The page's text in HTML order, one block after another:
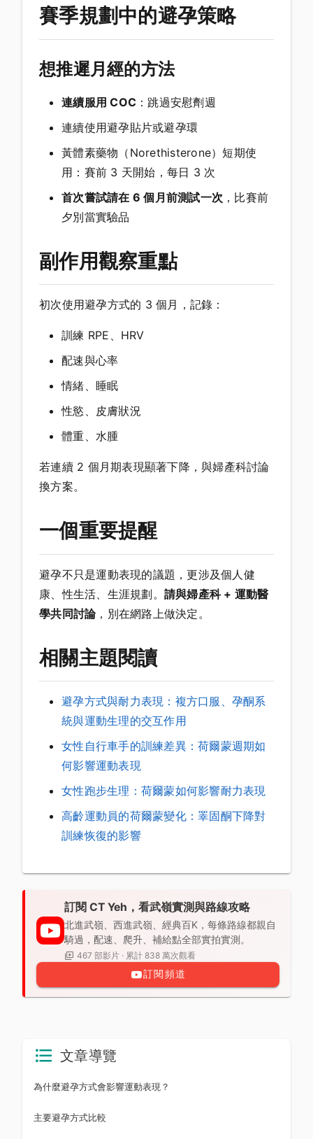
賽季規劃中的避孕策略
想推遲月經的方法
連續服用 COC ：跳過安慰劑週
連續使用避孕貼片或避孕環
黃體素藥物（Norethisterone）短期使
用：賽前 3 天開始，每日 3 次
首次嘗試請在 6 個月前測試一次 ，比賽前
夕別當實驗品
副作用觀察重點
初次使用避孕方式的 3 個月，記錄：
訓練 RPE、HRV
配速與心率
情緒、睡眠
性慾、皮膚狀況
體重、水腫
若連續 2 個月期表現顯著下降，與婦產科討論
換方案。
一個重要提醒
避孕不只是運動表現的議題，更涉及個人健
康、性生活、生涯規劃。 請與婦產科 + 運動醫
學共同討論，別在網路上做決定。
相關主題閱讀
避孕方式與耐力表現：複方口服、孕酮系
統與運動生理的交互作用
女性自行車手的訓練差異：荷爾蒙週期如
何影響運動表現
女性跑步生理：荷爾蒙如何影響耐力表現
高齡運動員的荷爾蒙變化：睪固酮下降對
訓練恢復的影響
訂閱 CT Yeh，看武嶺實測與路線攻略
北進武嶺、西進武嶺、經典百K，每條路線都親自
騎過，配速、爬升、補給點全部實拍實測。
467 部影片 · 累計 838 萬次觀看
訂閱頻道
文章導覽
為什麼避孕方式會影響運動表現？
主要避孕方式比較